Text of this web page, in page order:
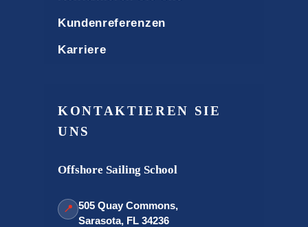
Kundenreferenzen
Karriere
KONTAKTIEREN SIE
UNS
Offshore Sailing School
📍 505 Quay Commons,
Sarasota, FL 34236